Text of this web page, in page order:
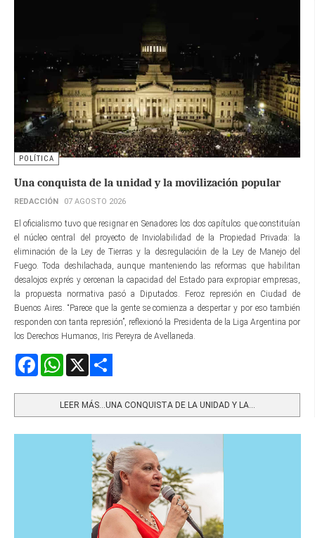
POLÍTICA
Una conquista de la unidad y la movilización popular
REDACCIÓN 07 AGOSTO 2026
El oficialismo tuvo que resignar en Senadores los dos capítulos que constituían
el núcleo central del proyecto de Inviolabilidad de la Propiedad Privada: la
eliminación de la Ley de Tierras y la desregulacióin de la Ley de Manejo del
Fuego. Toda deshilachada, aunque manteniendo las reformas que habilitan
desalojos exprés y cercenan la capacidad del Estado para expropiar empresas,
la propuesta normativa pasó a Diputados. Feroz represión en Ciudad de
Buenos Aires. “Parece que la gente se comienza a despertar y por eso también
responden con tanta represión”, reflexionó la Presidenta de la Liga Argentina por
los Derechos Humanos, Iris Pereyra de Avellaneda.
FacebookWhatsApp
LEER MÁS…UNA CONQUISTA DE LA UNIDAD Y LA...